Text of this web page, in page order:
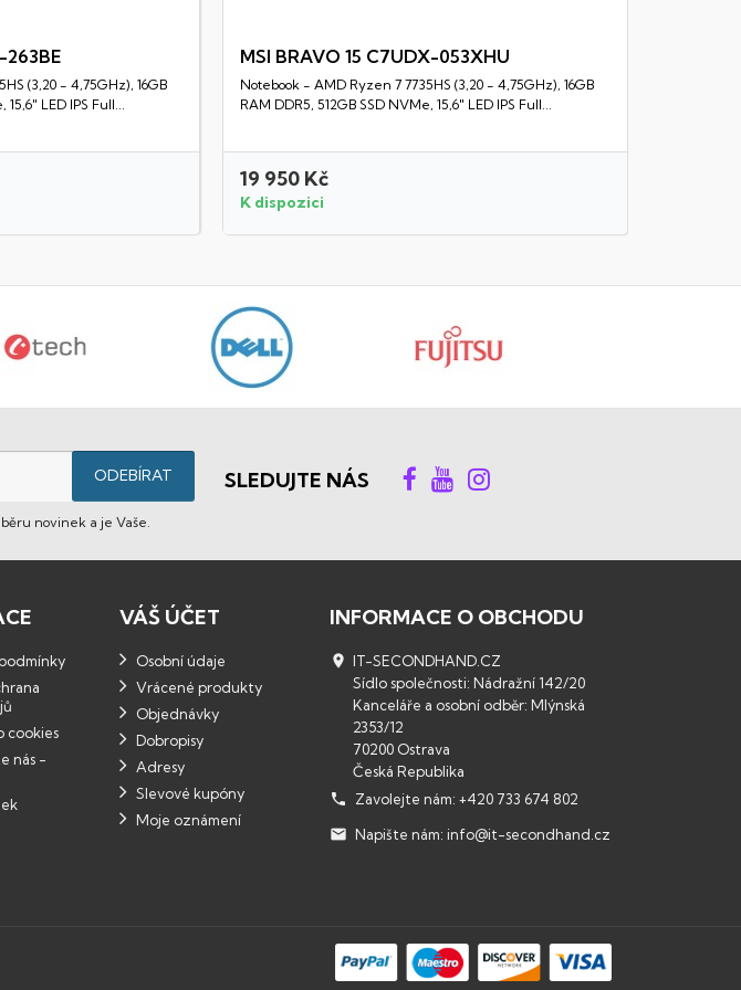
náhled
263BE
(3,20 - 4,75GHz), 16GB
LED IPS Full...
Rychlý náhled
MSI BRAVO 15 C7UDX-053XHU
Notebook - AMD Ryzen 7 7735HS (3,20 - 4,75GHz), 16GB
RAM DDR5, 512GB SSD NVMe, 15,6" LED IPS Full...
19 950 Kč
K dispozici
novinek a je Vaše.
SLEDUJTE NÁS
cookies
nás -
VÁŠ ÚČET
Osobní údaje
Vrácené produkty
Objednávky
Dobropisy
Adresy
Slevové kupóny
Moje oznámení
INFORMACE O OBCHODU
 IT-SECONDHAND.CZ
Sídlo společnosti: Nádražní 142/20
Kanceláře a osobní odběr: Mlýnská
2353/12
70200 Ostrava
Česká Republika

Zavolejte nám: +420 733 674 802
 Napište nám: info@it-secondhand.cz